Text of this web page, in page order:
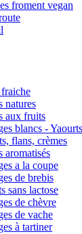
froment vegan
natures
aux fruits
blancs -
flans, crèmes
aromatisés
a la coupe
de brebis
sans lactose
de chèvre
de vache
à tartiner